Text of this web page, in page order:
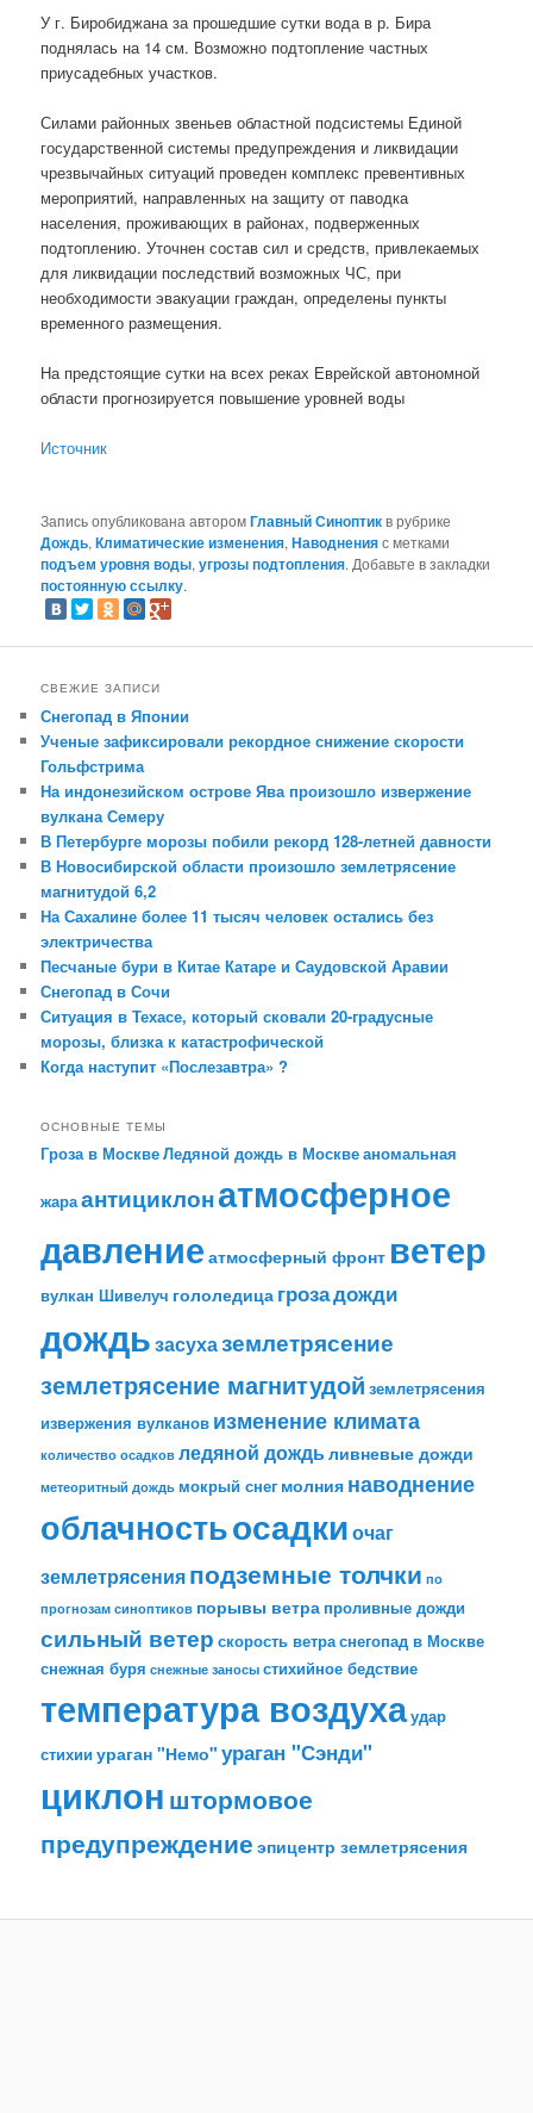
У г. Биробиджана за прошедшие сутки вода в р. Бира
поднялась на 14 см. Возможно подтопление частных
приусадебных участков.
Силами районных звеньев областной подсистемы Единой
государственной системы предупреждения и ликвидации
чрезвычайных ситуаций проведен комплекс превентивных
мероприятий, направленных на защиту от паводка
населения, проживающих в районах, подверженных
подтоплению. Уточнен состав сил и средств, привлекаемых
для ликвидации последствий возможных ЧС, при
необходимости эвакуации граждан, определены пункты
временного размещения.
На предстоящие сутки на всех реках Еврейской автономной
области прогнозируется повышение уровней воды
Источник
Запись опубликована авторомГлавный Синоптикв рубрике
Дождь,Климатические изменения,Наводненияс метками
подъем уровня воды,угрозы подтопления. Добавьте в закладки
постоянную ссылку.
СВЕЖИЕ ЗАПИСИ
Снегопад в Японии
Ученые зафиксировали рекордное снижение скорости
Гольфстрима
На индонезийском острове Ява произошло извержение
вулкана Семеру
В Петербурге морозы побили рекорд 128-летней давности
В Новосибирской области произошло землетрясение
магнитудой 6,2
На Сахалине более 11 тысяч человек остались без
электричества
Песчаные бури в Китае Катаре и Саудовской Аравии
Снегопад в Сочи
Ситуация в Техасе, который сковали 20-градусные
морозы, близка к катастрофической
Когда наступит «Послезавтра» ?
ОСНОВНЫЕ ТЕМЫ
Гроза в МосквеЛедяной дождь в Москвеаномальная
жараантициклонатмосферное
давление атмосферный фронт ветер
вулкан Шивелуч гололедица грозадожди
дождьзасухаземлетрясение
землетрясение магнитудой землетрясения
извержения вулканов изменение климата
количество осадков ледяной дождьливневые дожди
метеоритный дождь мокрый снег молния наводнение
облачностьосадкиочаг
землетрясенияподземные толчки по
прогнозам синоптиков порывы ветра проливные дожди
сильный ветер скорость ветраснегопад в Москве
снежная буря снежные заносы стихийное бедствие
температура воздухаудар
стихии ураган "Немо" ураган "Сэнди"
циклон штормовое
предупреждение эпицентр землетрясения